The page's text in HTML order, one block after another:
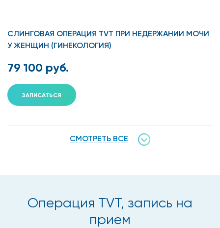
СЛИНГОВАЯ ОПЕРАЦИЯ TVT ПРИ НЕДЕРЖАНИИ МОЧИ
У ЖЕНЩИН (ГИНЕКОЛОГИЯ)
79 100 руб.
ЗАПИСАТЬСЯ
СМОТРЕТЬ ВСЕ
Операция TVT, запись на
прием